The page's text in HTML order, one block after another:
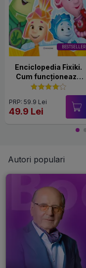
BESTSELLER
Enciclopedia Fixiki.
Cum funcționează
lucrurile
PRP: 59.9 Lei
49.9 Lei
Autori populari